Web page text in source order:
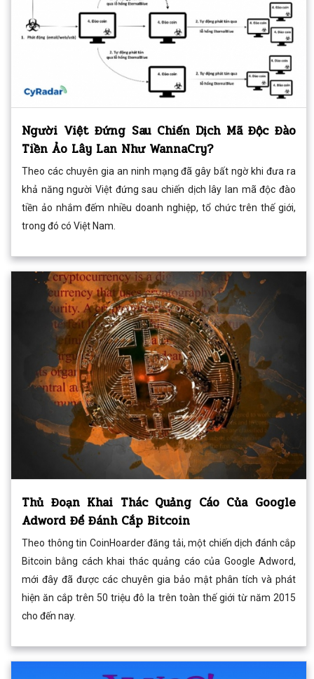
Người Việt Đứng Sau Chiến Dịch Mã Độc Đào
Tiền Ảo Lây Lan Như WannaCry?
Theo các chuyên gia an ninh mạng đã gây bất ngờ khi đưa ra
khả năng người Việt đứng sau chiến dịch lây lan mã độc đào
tiền ảo nhắm đếm nhiều doanh nghiệp, tổ chức trên thế giới,
trong đó có Việt Nam.
Thủ Đoạn Khai Thác Quảng Cáo Của Google
Adword Để Đánh Cắp Bitcoin
Theo thông tin CoinHoarder đăng tải, một chiến dịch đánh cắp
Bitcoin bằng cách khai thác quảng cáo của Google Adword,
mới đây đã được các chuyên gia bảo mật phân tích và phát
hiện ăn cắp trên 50 triệu đô la trên toàn thế giới từ năm 2015
cho đến nay.